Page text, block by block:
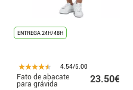
ENTREGA 24H/48H
4.54/5.00
Fato de abacate
para grávida 23.50€